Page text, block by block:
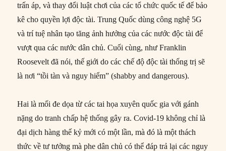
trấn áp, và thay đổi luật chơi của các tổ chức quốc tế để bảo
kê cho quyền lợi độc tài. Trung Quốc dùng công nghệ 5G
và trí tuệ nhân tạo tăng ảnh hưởng của các nước độc tài để
vượt qua các nước dân chủ. Cuối cùng, như Franklin
Roosevelt đã nói, thế giới do các chế độ độc tài thống trị sẽ
là nơi “tồi tàn và nguy hiểm” (shabby and dangerous).
Hai là mối đe dọa từ các tai họa xuyên quốc gia với gánh
nặng do tranh chấp hệ thống gây ra. Covid-19 không chỉ là
đại dịch hàng thế kỷ mới có một lần, mà đó là một thách
thức về tư tưởng mà phe dân chủ có thể đáp trả lại các nguy